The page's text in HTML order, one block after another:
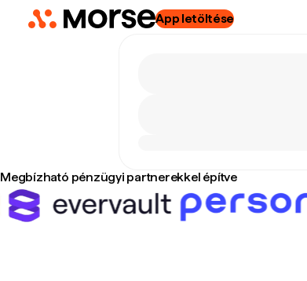
App letöltése
Megbízható pénzügyi partnerekkel építve